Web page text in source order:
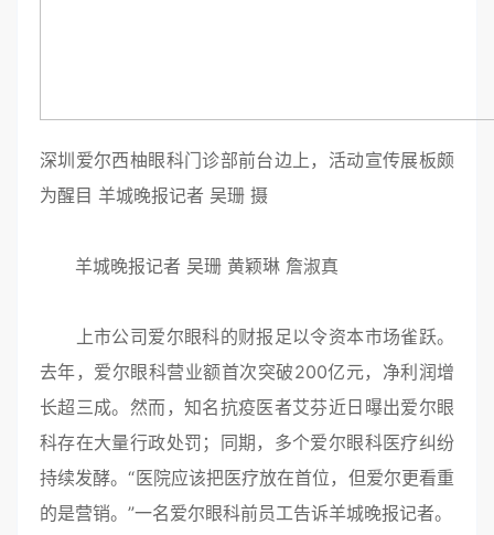
深圳爱尔西柚眼科门诊部前台边上，活动宣传展板颇
为醒目 羊城晚报记者 吴珊 摄
羊城晚报记者 吴珊 黄颖琳 詹淑真
上市公司爱尔眼科的财报足以令资本市场雀跃。
去年，爱尔眼科营业额首次突破200亿元，净利润增
长超三成。然而，知名抗疫医者艾芬近日曝出爱尔眼
科存在大量行政处罚；同期，多个爱尔眼科医疗纠纷
持续发酵。“医院应该把医疗放在首位，但爱尔更看重
的是营销。”一名爱尔眼科前员工告诉羊城晚报记者。